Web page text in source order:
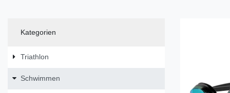
Kategorien
Triathlon
Schwimmen